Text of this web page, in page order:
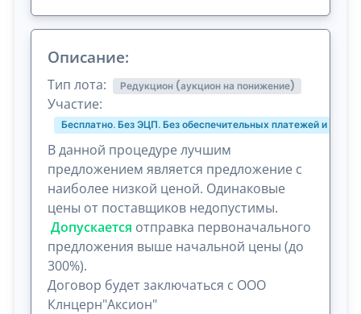
Описание:
Тип лота: Редукцион (аукцион на понижение)
Участие:
Бесплатно. Без ЭЦП. Без обеспечительных платежей и
В данной процедуре лучшим
предложением является предложение с
наиболее низкой ценой. Одинаковые
цены от поставщиков недопустимы.
Допускается отправка первоначального
предложения выше начальной цены (до
300%).
Договор будет заключаться с ООО
Клнцерн"Аксион"